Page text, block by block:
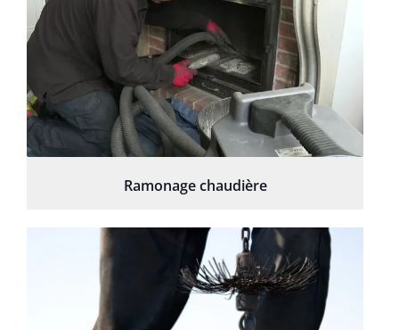
Ramonage chaudière